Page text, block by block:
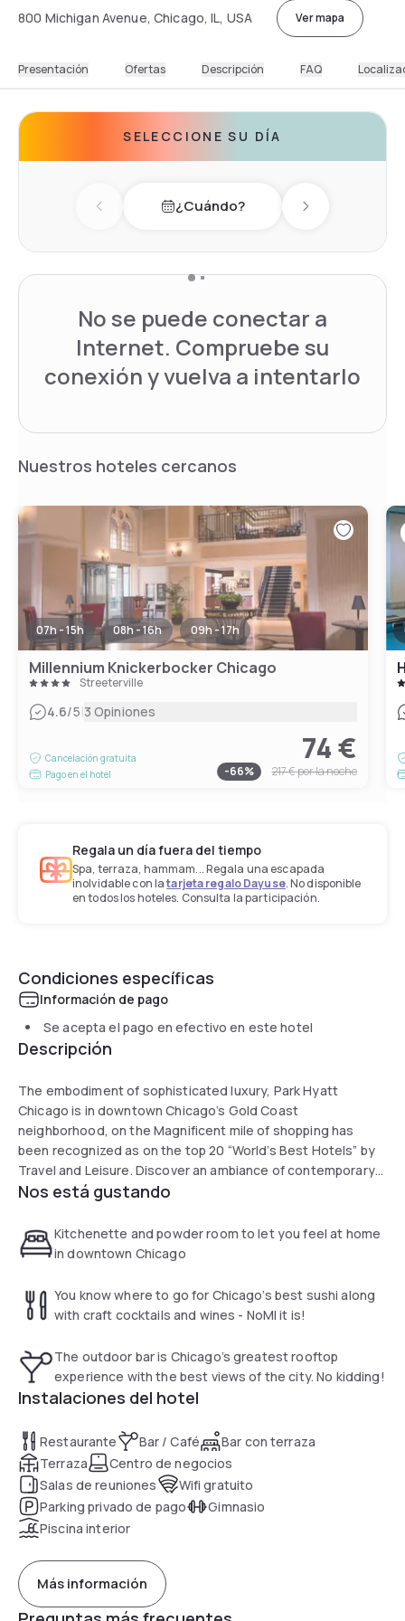
800 Michigan Avenue, Chicago, IL, USA Ver mapa
Presentación Ofertas Descripción FAQ
SELECCIONE SU DÍA
Previous day¿Cuándo? Next day
No se puede conectar a
Internet. Compruebe su
conexión y vuelva a intentarlo
Nuestros hoteles cercanos
07h - 15h 08h - 16h 09h - 17h
Millennium Knickerbocker Chicago
Streeterville
4.6/5|3 Opiniones
Cancelación gratuita
Pago en el hotel
74 €
-66% 217 €por la noche
Regala un día fuera del tiempo
Spa, terraza, hammam... Regala una escapada
inolvidable con latarjeta regalo Dayuse. No disponible
en todos los hoteles. Consulta la participación.
Condiciones específicas
Información de pago
Se acepta el pago en efectivo en este hotel
Descripción
The embodiment of sophisticated luxury, Park Hyatt
Chicago is in downtown Chicago’s Gold Coast
neighborhood, on the Magnificent mile of shopping has
been recognized as on the top 20 “World’s Best Hotels” by
Travel and Leisure. Discover an ambiance of contemporary
chic, from original works of art to culinary creations and
and Lake Michigan. Elegantly understated rooms and a staff
dedicated to ensure a remarkable stay.
Nos está gustando
Kitchenette and powder room to let you feel at home
in downtown Chicago
You know where to go for Chicago’s best sushi along
with craft cocktails and wines - NoMI it is!
The outdoor bar is Chicago’s greatest rooftop
experience with the best views of the city. No kidding!
Instalaciones del hotel
Restaurante Bar / Café
Bar con terraza
Terraza
Centro de negocios
Salas de reuniones
Wifi gratuito
Parking privado de pago
Gimnasio
Piscina interior
Más información